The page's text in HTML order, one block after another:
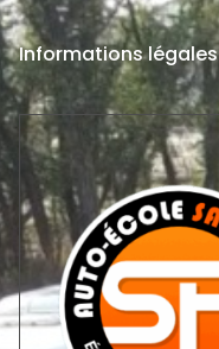
Informations légales